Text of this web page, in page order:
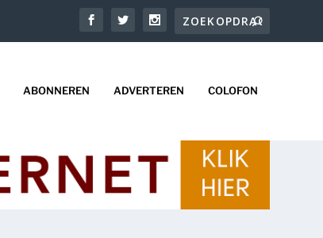
ABONNEREN ADVERTEREN COLOFON